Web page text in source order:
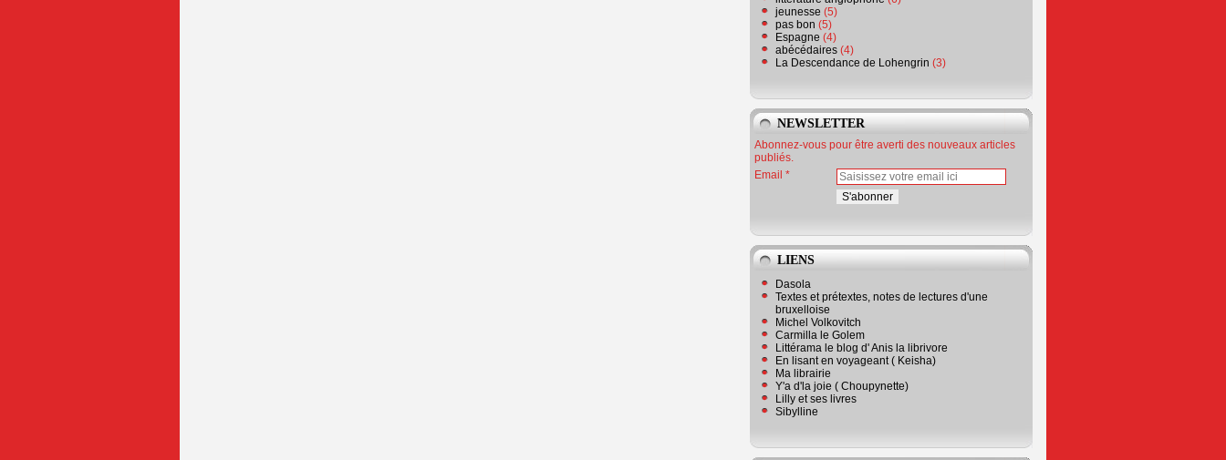
jeunesse (5)
pas bon (5)
Espagne (4)
abécédaires (4)
La Descendance de Lohengrin (3)
NEWSLETTER
Abonnez-vous pour être averti des nouveaux articles
publiés.
Email
LIENS
Dasola
Textes et prétextes, notes de lectures d'une
bruxelloise
Michel Volkovitch
Carmilla le Golem
Littérama le blog d' Anis la librivore
En lisant en voyageant ( Keisha)
Ma librairie
Y'a d'la joie ( Choupynette)
Lilly et ses livres
Sibylline